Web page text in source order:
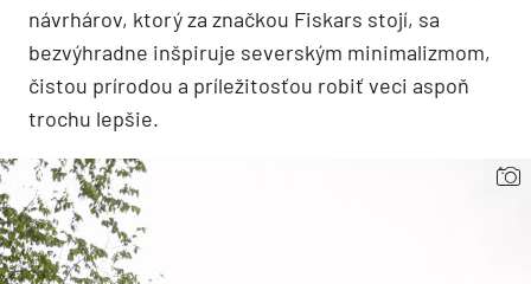
návrhárov, ktorý za značkou Fiskars stojí, sa
bezvýhradne inšpiruje severským minimalizmom,
čistou prírodou a príležitosťou robiť veci aspoň
trochu lepšie.